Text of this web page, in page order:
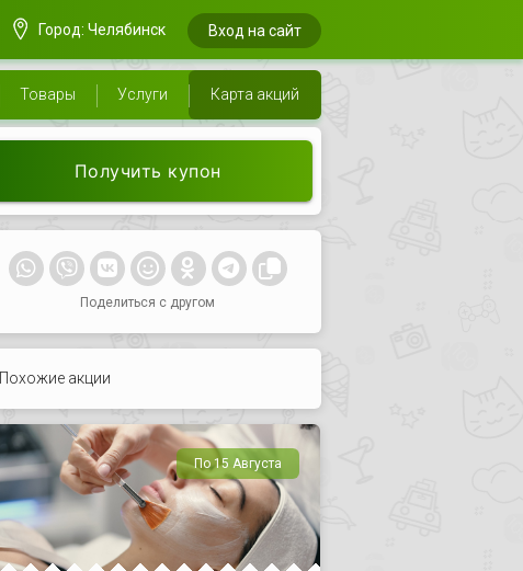
Город: Челябинск Вход на сайт
Товары Услуги Карта акций
Получить купон
Поделиться с другом
Похожие акции
По 15 Августа